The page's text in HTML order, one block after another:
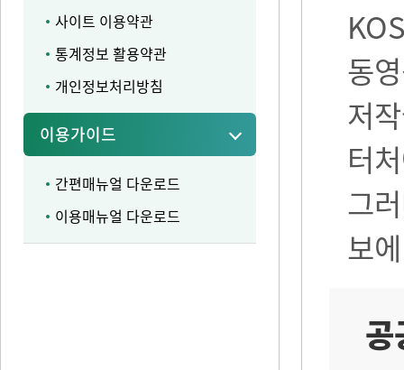
사이트 이용약관
통계정보 활용약관
개인정보처리방침
이용가이드
간편매뉴얼 다운로드
이용매뉴얼 다운로드
동
저
터
그
보